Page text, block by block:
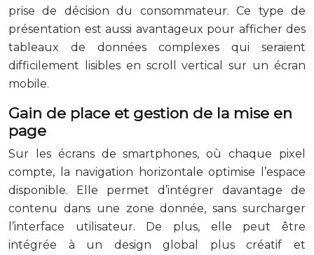
prise de décision du consommateur. Ce type de
présentation est aussi avantageux pour afficher des
tableaux de données complexes qui seraient
difficilement lisibles en scroll vertical sur un écran
mobile.
Gain de place et gestion de la mise en
page
Sur les écrans de smartphones, où chaque pixel
compte, la navigation horizontale optimise l’espace
disponible. Elle permet d’intégrer davantage de
contenu dans une zone donnée, sans surcharger
l’interface utilisateur. De plus, elle peut être
intégrée à un design global plus créatif et